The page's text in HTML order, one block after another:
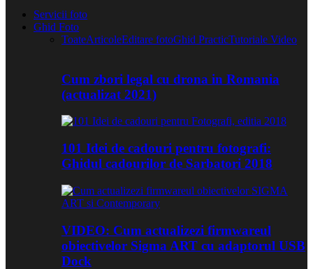
Servicii foto
Ghid Foto
ToateArticoleEditare fotoGhid PracticTutoriale Video
Cum zbori legal cu drona in Romania
(actualizat 2021)
101 Idei de cadouri pentru fotografi:
Ghidul cadourilor de Sarbatori 2018
VIDEO: Cum actualizezi firmwareul
obiectivelor Sigma ART cu adaptorul USB
Dock